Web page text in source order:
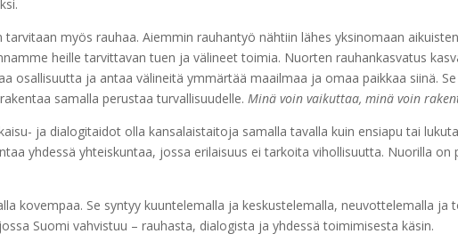
tarvitaan myös rauhaa. Aiemmin rauhantyö nähtiin lähes yksinomaan
heille tarvittavan tuen ja välineet toimia. Nuorten rauhankasvatus
osallisuutta ja antaa välineitä ymmärtää maailmaa ja omaa paikkaa siinä.
samalla perustaa turvallisuudelle.Minä voin vaikuttaa, minä voin
ja dialogitaidot olla kansalaistaitoja samalla tavalla kuin ensiapu tai
yhdessä yhteiskuntaa, jossa erilaisuus ei tarkoita vihollisuutta. Nuorilla
kovempaa. Se syntyy kuuntelemalla ja keskustelemalla, neuvottelemalla
Suomi vahvistuu – rauhasta, dialogista ja yhdessä toimimisesta käsin.